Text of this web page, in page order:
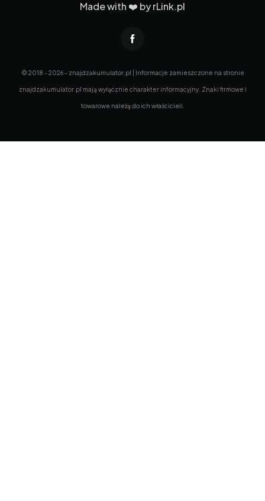
Made with ❤️ byrLink.pl
© 2018 - 2026 - znajdzakumulator.pl | Informacje zamieszczone na stronie
znajdzakumulator.pl mają wyłącznie charakter informacyjny. Znaki firmowe i
towarowe należą do ich właścicieli.